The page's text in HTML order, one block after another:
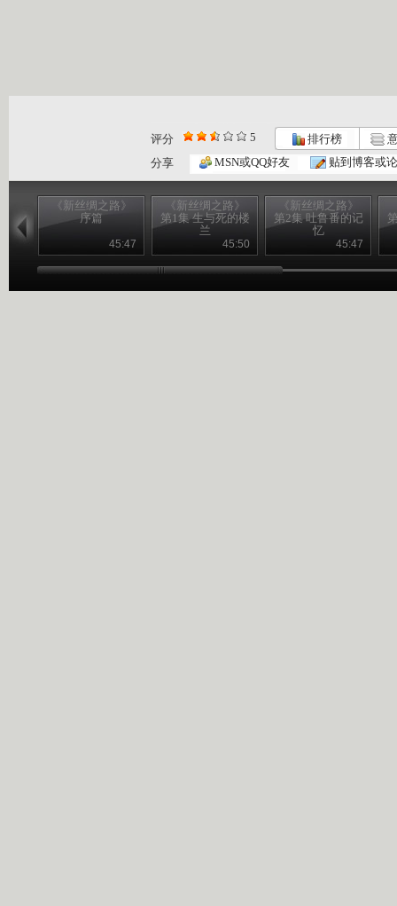
评分 5 排行榜
分享
MSN或QQ好友 贴到博客或
《新丝绸之路》
序篇
45:47
《新丝绸之路》
第1集 生与死的楼
兰
45:50
《新丝绸之路》
第2集 吐鲁番的记
忆
45:47